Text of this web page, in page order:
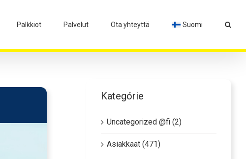
Palkkiot Palvelut Ota yhteyttä Suomi
Kategórie
Uncategorized @fi (2)
Asiakkaat (471)